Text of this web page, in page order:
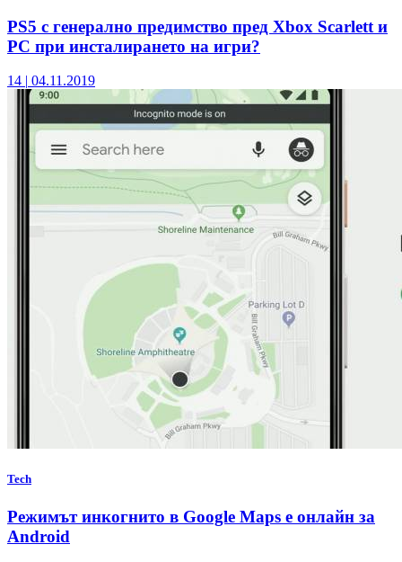
PS5 с генерално предимство пред Xbox Scarlett и
PC при инсталирането на игри?
14 | 04.11.2019
Tech
Режимът инкогнито в Google Maps е онлайн за
Android